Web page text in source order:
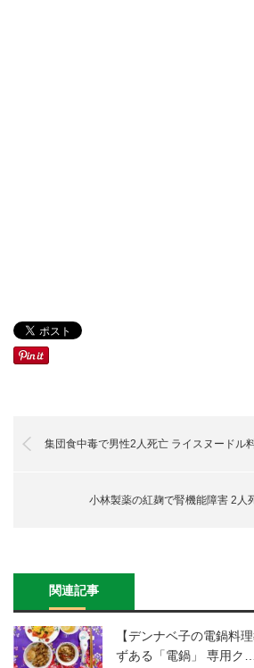
集団食中毒で男性2人死亡 ライスヌードル
小林製薬の紅麹で腎機能障害 2人
関連記事
【デンナベ子の電鍋料
ずある「電鍋」 専用ク…